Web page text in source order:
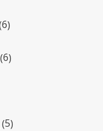
66
66
55